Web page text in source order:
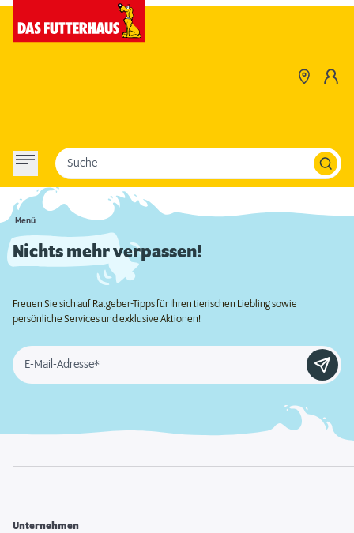
Menü
Suche
Nichts mehr verpassen!
Freuen Sie sich auf Ratgeber-Tipps für Ihren tierischen Liebling sowie
persönliche Services und exklusive Aktionen!
E-Mail-Adresse*
Unternehmen